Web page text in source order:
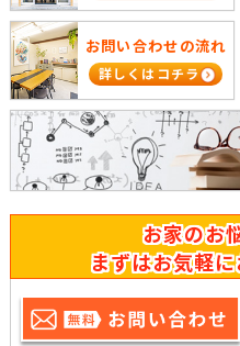
お問い合わせの流れ
詳しくはコチラ
お家のお
まずはお気軽